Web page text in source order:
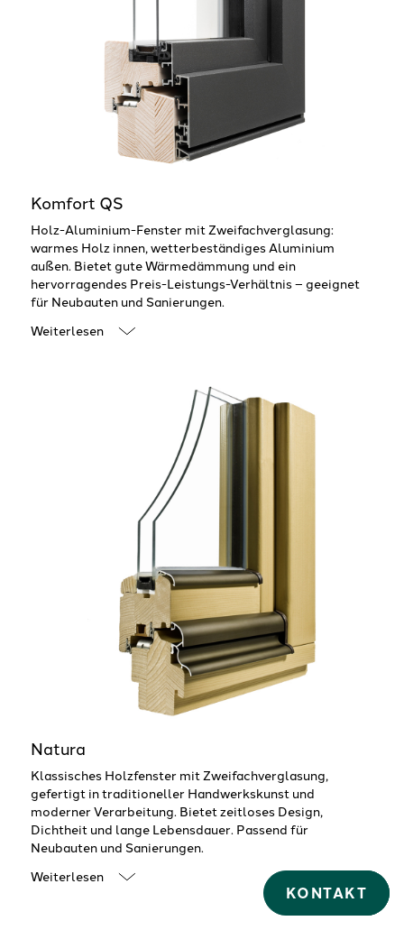
Komfort QS
Holz-Aluminium-Fenster mit Zweifachverglasung:
warmes Holz innen, wetterbeständiges Aluminium
außen. Bietet gute Wärmedämmung und ein
hervorragendes Preis-Leistungs-Verhältnis – geeignet
für Neubauten und Sanierungen.
Weiterlesen
Natura
Klassisches Holzfenster mit Zweifachverglasung,
gefertigt in traditioneller Handwerkskunst und
moderner Verarbeitung. Bietet zeitloses Design,
Dichtheit und lange Lebensdauer. Passend für
Neubauten und Sanierungen.
Weiterlesen
KONTAKT